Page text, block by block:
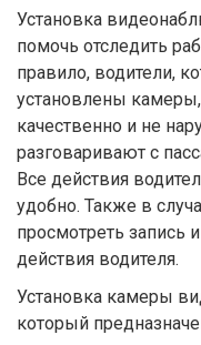
Установка
помочь отследить
правило, водители,
установлены
качественно и не
разговаривают с
Все действия
удобно. Также в
просмотреть запись
действия водителя.
Установка камеры
который